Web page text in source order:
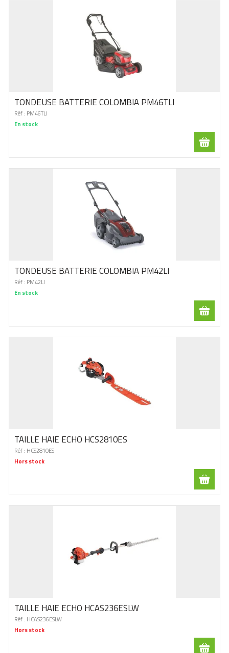
TONDEUSE BATTERIE COLOMBIA PM46TLI
Réf : PM46TLI
En stock
TONDEUSE BATTERIE COLOMBIA PM42LI
Réf : PM42LI
En stock
TAILLE HAIE ECHO HCS2810ES
Réf : HCS2810ES
Hors stock
TAILLE HAIE ECHO HCAS236ESLW
Réf : HCAS236ESLW
Hors stock